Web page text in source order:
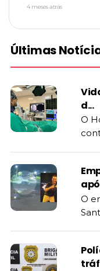
4 meses atrás
Últimas
d...
O
O